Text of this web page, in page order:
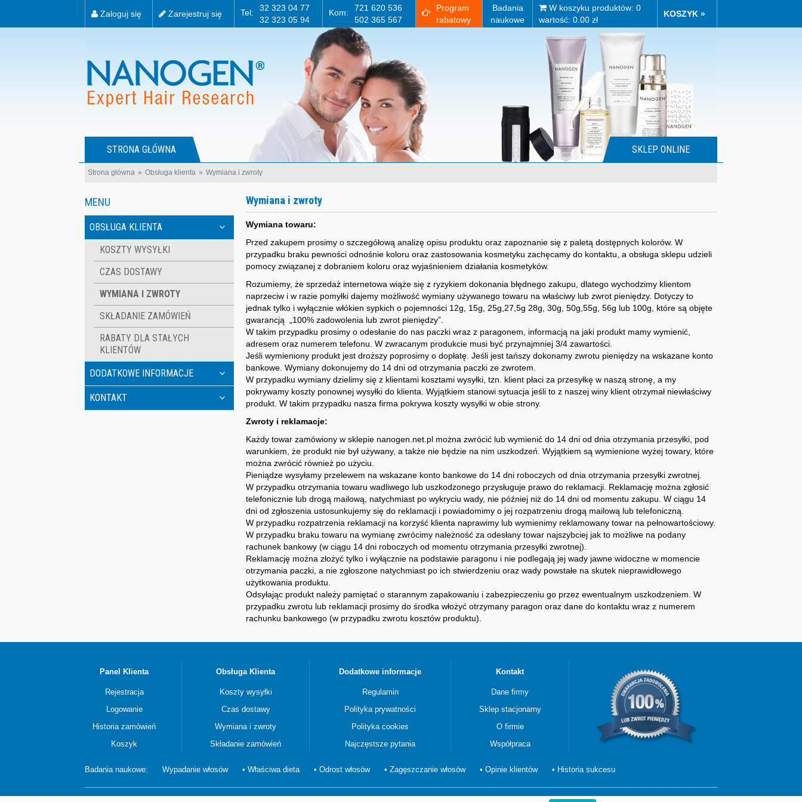
Zaloguj się Zarejestruj się Tel:
32 323 04 77
32 323 05 94
Kom:
721 620 536
502 365 567
Program
rabatowy
Badania
naukowe
W koszyku produktów: 0
wartość: 0.00 zł
KOSZYK »
STRONA GŁÓWNA SKLEP ONLINE
Strona główna Obsługa klienta Wymiana i zwroty
MENU
OBSŁUGA KLIENTA
KOSZTY WYSYŁKI
CZAS DOSTAWY
WYMIANA I ZWROTY
SKŁADANIE ZAMÓWIEŃ
RABATY DLA STAŁYCH
KLIENTÓW
DODATKOWE INFORMACJE
KONTAKT
Wymiana i zwroty
Wymiana towaru:
Przed zakupem prosimy o szczegółową analizę opisu produktu oraz zapoznanie się z paletą dostępnych kolorów. W
przypadku braku pewności odnośnie koloru oraz zastosowania kosmetyku zachęcamy do kontaktu, a obsługa sklepu udzieli
pomocy związanej z dobraniem koloru oraz wyjaśnieniem działania kosmetyków.
Rozumiemy, że sprzedaż internetowa wiąże się z ryzykiem dokonania błędnego zakupu, dlatego wychodzimy klientom
naprzeciw i w razie pomyłki dajemy możliwość wymiany używanego towaru na właściwy lub zwrot pieniędzy. Dotyczy to
jednak tylko i wyłącznie włókien sypkich o pojemności 12g, 15g, 25g,27,5g 28g, 30g, 50g,55g, 56g lub 100g, które są objęte
gwarancją „100% zadowolenia lub zwrot pieniędzy”.
W takim przypadku prosimy o odesłanie do nas paczki wraz z paragonem, informacją na jaki produkt mamy wymienić,
adresem oraz numerem telefonu. W zwracanym produkcie musi być przynajmniej 3/4 zawartości.
Jeśli wymieniony produkt jest droższy poprosimy o dopłatę. Jeśli jest tańszy dokonamy zwrotu pieniędzy na wskazane konto
bankowe. Wymiany dokonujemy do 14 dni od otrzymania paczki ze zwrotem.
W przypadku wymiany dzielimy się z klientami kosztami wysyłki, tzn. klient płaci za przesyłkę w naszą stronę, a my
pokrywamy koszty ponownej wysyłki do klienta. Wyjątkiem stanowi sytuacja jeśli to z naszej winy klient otrzymał niewłaściwy
produkt. W takim przypadku nasza firma pokrywa koszty wysyłki w obie strony.
Zwroty i reklamacje:
Każdy towar zamówiony w sklepie nanogen.net.pl można zwrócić lub wymienić do 14 dni od dnia otrzymania przesyłki, pod
warunkiem, że produkt nie był używany, a także nie będzie na nim uszkodzeń. Wyjątkiem są wymienione wyżej towary, które
można zwrócić również po użyciu.
Pieniądze wysyłamy przelewem na wskazane konto bankowe do 14 dni roboczych od dnia otrzymania przesyłki zwrotnej.
W przypadku otrzymania towaru wadliwego lub uszkodzonego przysługuje prawo do reklamacji. Reklamację można zgłosić
telefonicznie lub drogą mailową, natychmiast po wykryciu wady, nie później niż do 14 dni od momentu zakupu. W ciągu 14
dni od zgłoszenia ustosunkujemy się do reklamacji i powiadomimy o jej rozpatrzeniu drogą mailową lub telefoniczną.
W przypadku rozpatrzenia reklamacji na korzyść klienta naprawimy lub wymienimy reklamowany towar na pełnowartościowy.
W przypadku braku towaru na wymianę zwrócimy należność za odesłany towar najszybciej jak to możliwe na podany
rachunek bankowy (w ciągu 14 dni roboczych od momentu otrzymania przesyłki zwrotnej).
Reklamację można złożyć tylko i wyłącznie na podstawie paragonu i nie podlegają jej wady jawne widoczne w momencie
otrzymania paczki, a nie zgłoszone natychmiast po ich stwierdzeniu oraz wady powstałe na skutek nieprawidłowego
użytkowania produktu.
Odsyłając produkt należy pamiętać o starannym zapakowaniu i zabezpieczeniu go przez ewentualnym uszkodzeniem. W
przypadku zwrotu lub reklamacji prosimy do środka włożyć otrzymany paragon oraz dane do kontaktu wraz z numerem
rachunku bankowego (w przypadku zwrotu kosztów produktu).
Panel Klienta
Rejestracja
Logowanie
Historia zamówień
Koszyk
Obsługa Klienta
Koszty wysyłki
Czas dostawy
Wymiana i zwroty
Składanie zamówień
Dodatkowe informacje
Regulamin
Polityka prywatności
Polityka cookies
Najczęstsze pytania
Kontakt
Dane firmy
Sklep stacjonarny
O firmie
Współpraca
Badania naukowe: Wypadanie włosów • Właściwa dieta • Odrost włosów • Zagęszczanie włosów • Opinie klientów • Historia sukcesu